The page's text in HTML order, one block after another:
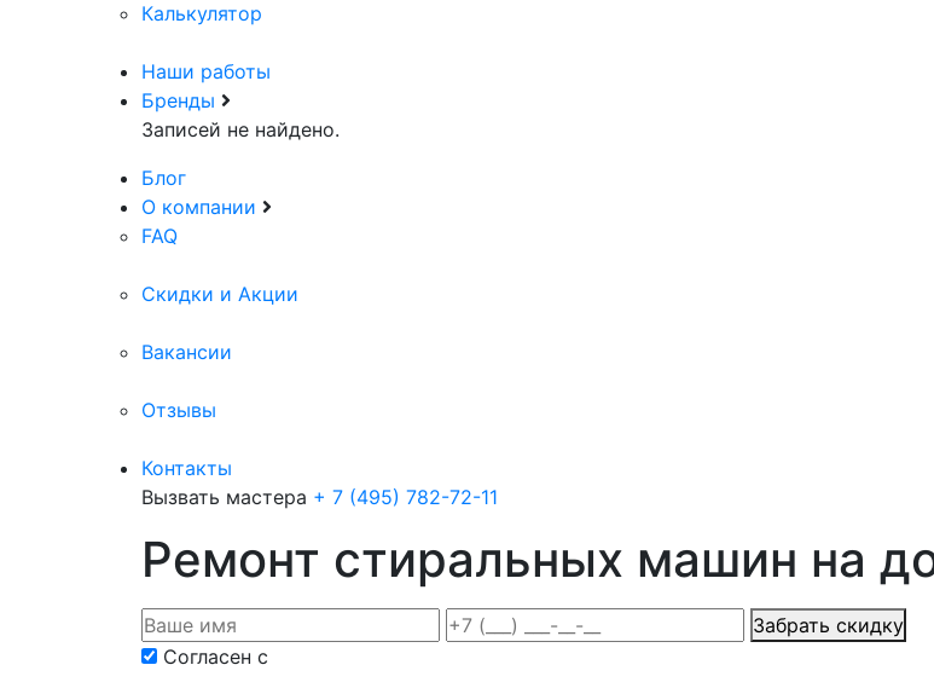
Калькулятор
Наши работы
Бренды
Записей не найдено.
Блог
О компании
FAQ
Скидки и Акции
Вакансии
Отзывы
Контакты
Вызвать мастера + 7 (495) 782-72-11
Ремонт стиральных машин на
Забрать скидку
Согласен с